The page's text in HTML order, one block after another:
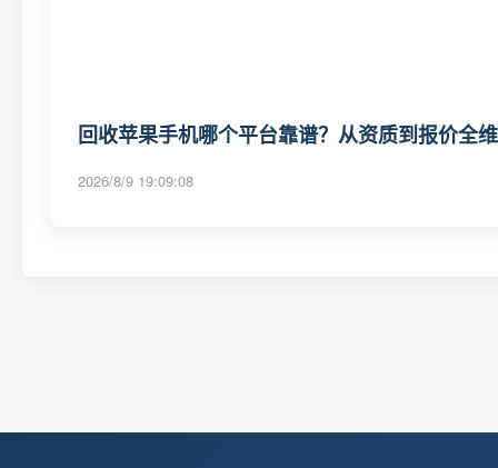
回收苹果手机哪个平台靠谱？从资质到报价全
2026/8/9 19:09:08